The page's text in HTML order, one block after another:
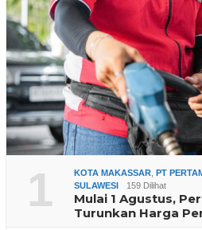
1 KOTA MAKASSAR
PT
SULAWESI
159 Dilihat
Mulai 1 Agustus,
Turunkan Harga